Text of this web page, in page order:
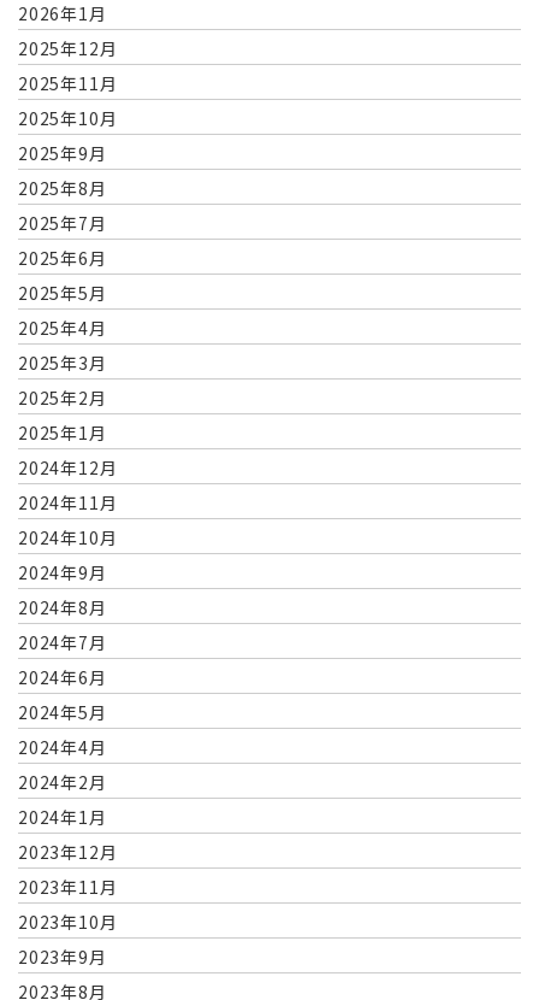
2026年1月
2025年12月
2025年11月
2025年10月
2025年9月
2025年8月
2025年7月
2025年6月
2025年5月
2025年4月
2025年3月
2025年2月
2025年1月
2024年12月
2024年11月
2024年10月
2024年9月
2024年8月
2024年7月
2024年6月
2024年5月
2024年4月
2024年2月
2024年1月
2023年12月
2023年11月
2023年10月
2023年9月
2023年8月